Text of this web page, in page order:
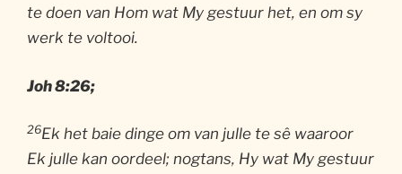
te doen van Hom wat My gestuur het, en om sy
werk te voltooi.
Joh8:26;
26Ek het baie dinge om van julle te sê waaroor
Ek julle kan oordeel; nogtans, Hy wat My gestuur